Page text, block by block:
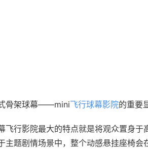
骨架球幕——mini飞行球幕影院的重要
飞行影院最大的特点就是将观众置身
主题剧情场景中，整个动感悬挂座椅